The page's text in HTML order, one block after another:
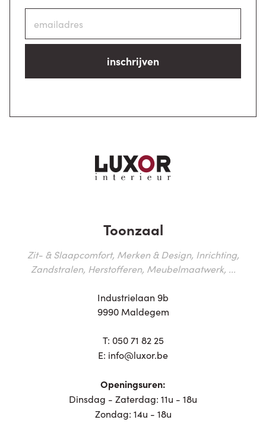
inschrijven
Toonzaal
Zit- & Slaapcomfort, Merken & Design, Inrichting,
Zandstralen, Herstofferen, Meubelmaatwerk, ...
Industrielaan 9b
9990 Maldegem
T: 050 71 82 25
E: info@luxor.be
Openingsuren:
Dinsdag - Zaterdag: 11u - 18u
Zondag: 14u - 18u